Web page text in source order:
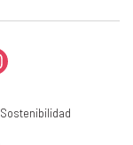
Sostenibilidad